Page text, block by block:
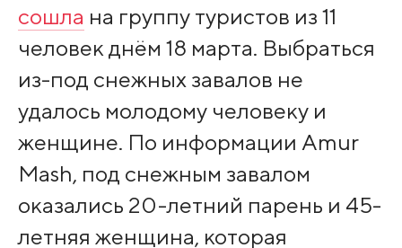
сошла на группу туристов из 11
человек днём 18 марта. Выбраться
из-под снежных завалов не
удалось молодому человеку и
женщине. По информации Amur
Mash, под снежным завалом
оказались 20-летний парень и 45-
летняя женщина, которая